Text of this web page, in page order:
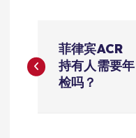
章
菲律宾ACR
持有人需要年
检吗？